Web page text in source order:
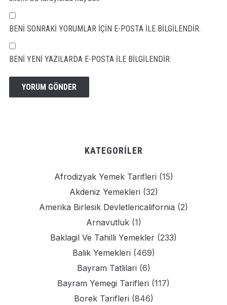
BENI SONRAKI YORUMLAR IÇIN E-POSTA ILE BILGILENDIR.
BENI YENI YAZILARDA E-POSTA ILE BILGILENDIR.
KATEGORILER
Afrodizyak Yemek Tarifleri (15)
Akdeniz Yemekleri (32)
Amerika Birlesik Devletlericalifornia (2)
Arnavutluk(1)
Baklagil Ve Tahilli Yemekler (233)
Balik Yemekleri (469)
Bayram Tatlilari (6)
Bayram Yemegi Tarifleri (117)
Borek Tarifleri (846)